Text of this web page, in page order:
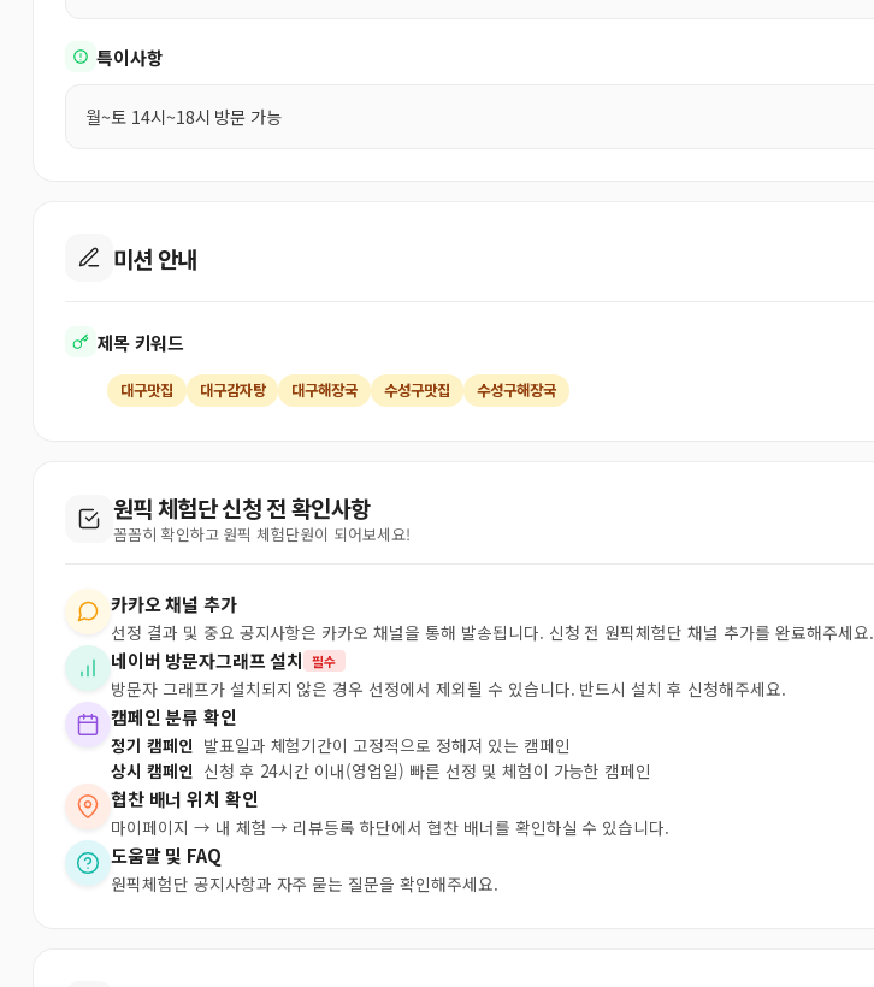
특이사항
월~토 14시~18시 방문 가능
미션 안내
제목 키워드
대구맛집 대구감자탕 대구해장국 수성구맛집 수성구해장국
원픽 체험단 신청 전 확인사항
꼼꼼히 확인하고 원픽 체험단원이 되어보세요!
카카오 채널 추가
선정 결과 및 중요 공지사항은 카카오 채널을 통해 발송됩니다. 신청 전 원픽체험단 채널 추가를 완료해주세요.
네이버 방문자그래프 설치 필수
방문자 그래프가 설치되지 않은 경우 선정에서 제외될 수 있습니다. 반드시 설치 후 신청해주세요.
캠페인 분류 확인
정기 캠페인 발표일과 체험기간이 고정적으로 정해져 있는 캠페인
상시 캠페인 신청 후 24시간 이내(영업일) 빠른 선정 및 체험이 가능한 캠페인
협찬 배너 위치 확인
마이페이지 → 내 체험 → 리뷰등록 하단에서 협찬 배너를 확인하실 수 있습니다.
도움말 및 FAQ
원픽체험단 공지사항과 자주 묻는 질문을 확인해주세요.